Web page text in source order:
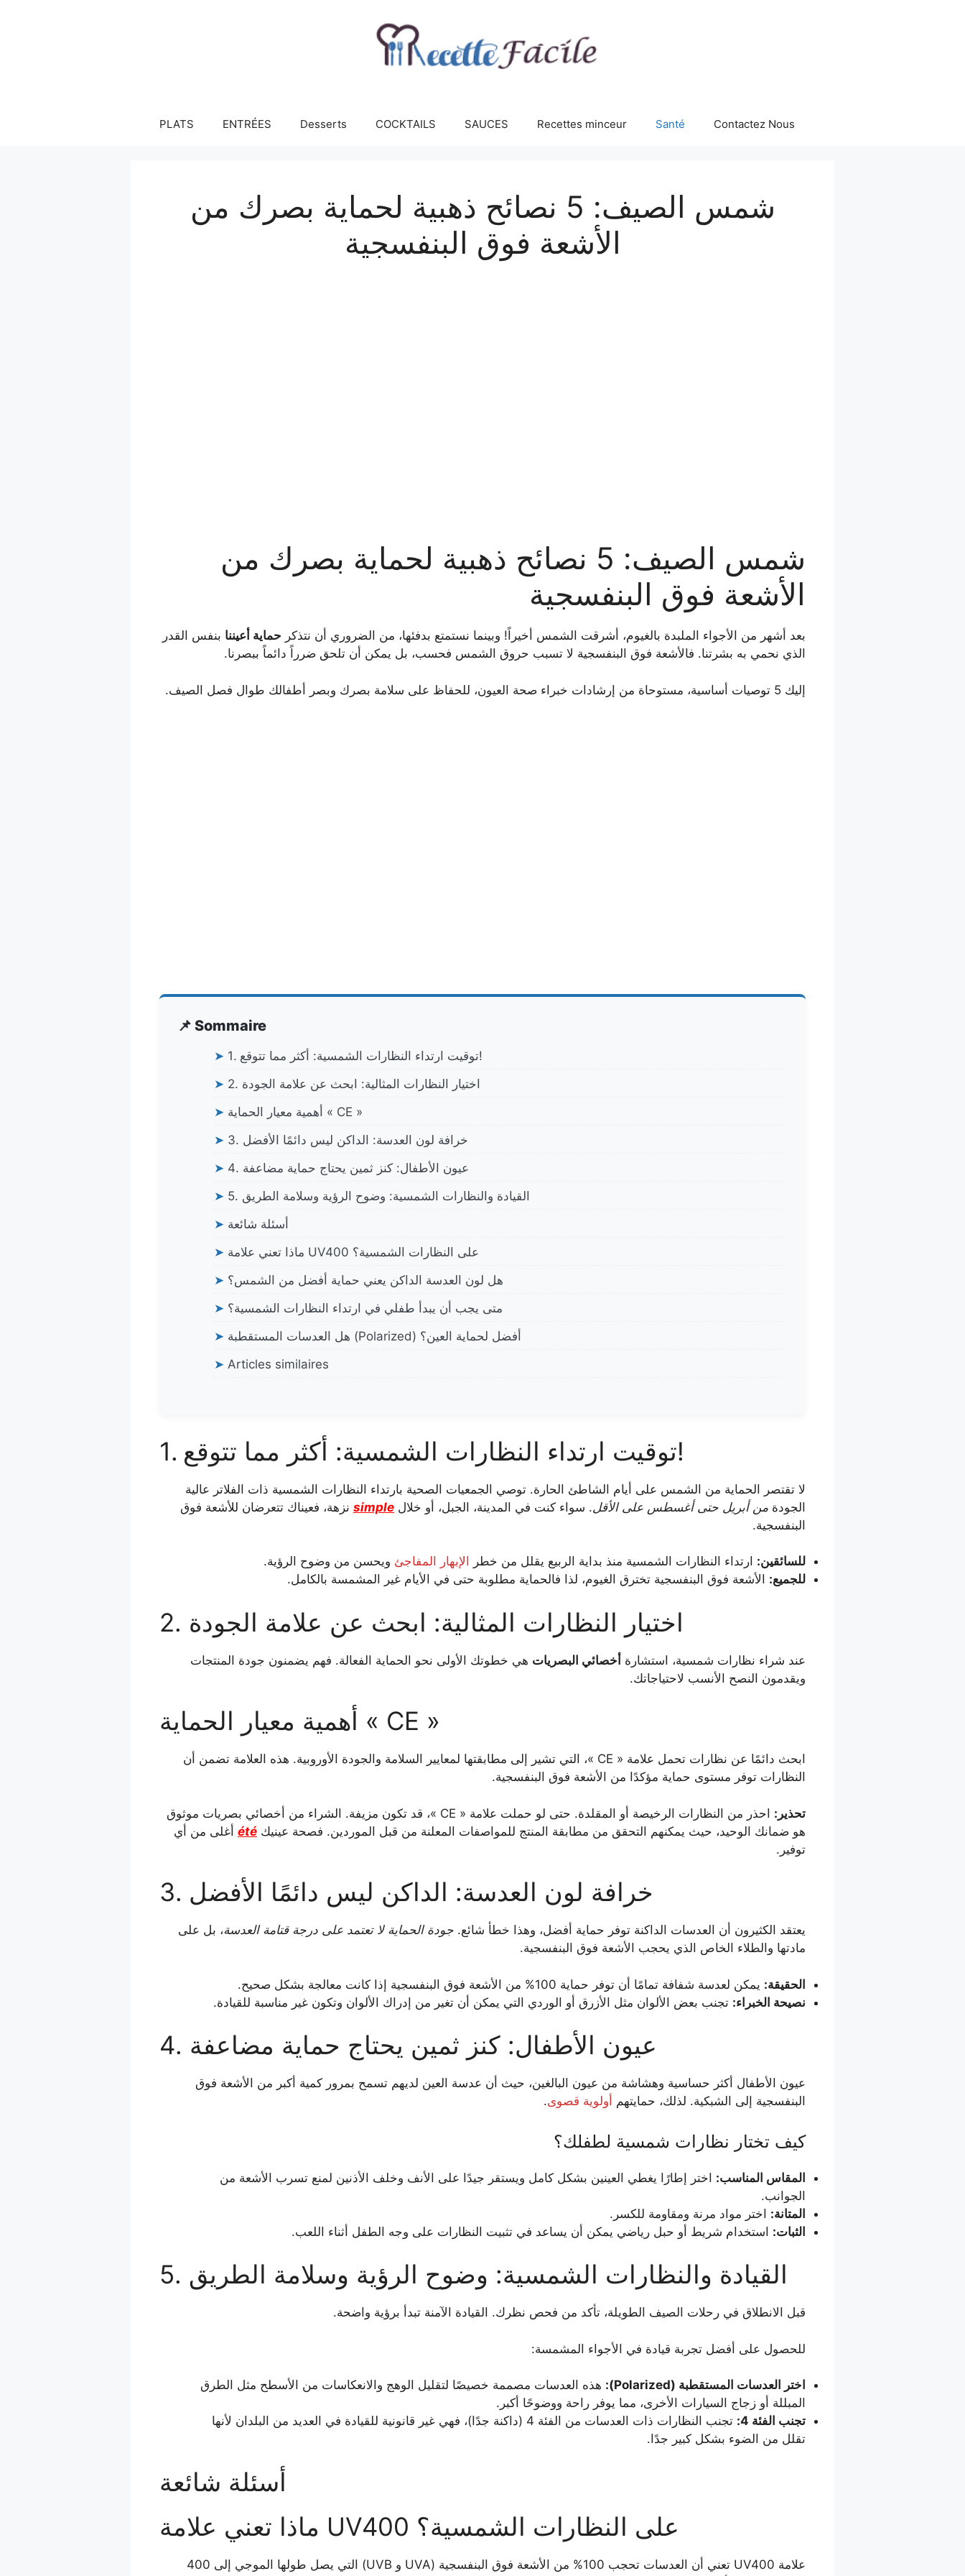
PLATS ENTRÉES Desserts COCKTAILS SAUCES Recettes minceur Santé Contactez Nous
شمس الصيف: 5 نصائح ذهبية لحماية بصرك من
الأشعة فوق البنفسجية
شمس الصيف: 5 نصائح ذهبية لحماية بصرك من
الأشعة فوق البنفسجية
بعد أشهر من الأجواء الملبدة بالغيوم، أشرقت الشمس أخيراً! وبينما نستمتع بدفئها، من الضروري أن نتذكر حماية أعيننا بنفس القدر
الذي نحمي به بشرتنا. فالأشعة فوق البنفسجية لا تسبب حروق الشمس فحسب، بل يمكن أن تلحق ضرراً دائماً ببصرنا.
إليك 5 توصيات أساسية، مستوحاة من إرشادات خبراء صحة العيون، للحفاظ على سلامة بصرك وبصر أطفالك طوال فصل الصيف.
📌 Sommaire
➤
1. توقيت ارتداء النظارات الشمسية: أكثر مما تتوقع!
➤
2. اختيار النظارات المثالية: ابحث عن علامة الجودة
➤
أهمية معيار الحماية « CE »
➤
3. خرافة لون العدسة: الداكن ليس دائمًا الأفضل
➤
4. عيون الأطفال: كنز ثمين يحتاج حماية مضاعفة
➤
5. القيادة والنظارات الشمسية: وضوح الرؤية وسلامة الطريق
➤ أسئلة شائعة
➤
ماذا تعني علامة UV400 على النظارات الشمسية؟
➤ هل لون العدسة الداكن يعني حماية أفضل من الشمس؟
➤ متى يجب أن يبدأ طفلي في ارتداء النظارات الشمسية؟
➤
هل العدسات المستقطبة (Polarized) أفضل لحماية العين؟
➤ Articles similaires
1. توقيت ارتداء النظارات الشمسية: أكثر مما تتوقع!
لا تقتصر الحماية من الشمس على أيام الشاطئ الحارة. توصي الجمعيات الصحية بارتداء النظارات الشمسية ذات الفلاتر عالية
الجودة من أبريل حتى أغسطس على الأقل. سواء كنت في المدينة، الجبل، أو خلال simple نزهة، فعيناك تتعرضان للأشعة فوق
البنفسجية.
للسائقين: ارتداء النظارات الشمسية منذ بداية الربيع يقلل من خطر الإبهار المفاجئ ويحسن من وضوح الرؤية.
للجميع: الأشعة فوق البنفسجية تخترق الغيوم، لذا فالحماية مطلوبة حتى في الأيام غير المشمسة بالكامل.
2. اختيار النظارات المثالية: ابحث عن علامة الجودة
عند شراء نظارات شمسية، استشارة أخصائي البصريات هي خطوتك الأولى نحو الحماية الفعالة. فهم يضمنون جودة المنتجات
ويقدمون النصح الأنسب لاحتياجاتك.
أهمية معيار الحماية « CE »
ابحث دائمًا عن نظارات تحمل علامة « CE »، التي تشير إلى مطابقتها لمعايير السلامة والجودة الأوروبية. هذه العلامة تضمن أن
النظارات توفر مستوى حماية مؤكدًا من الأشعة فوق البنفسجية.
تحذير:
احذر من النظارات الرخيصة أو المقلدة. حتى لو حملت علامة « CE »، قد تكون مزيفة. الشراء من أخصائي بصريات موثوق
هو ضمانك الوحيد، حيث يمكنهم التحقق من مطابقة المنتج للمواصفات المعلنة من قبل الموردين. فصحة عينيك été أغلى من أي
توفير.
3. خرافة لون العدسة: الداكن ليس دائمًا الأفضل
يعتقد الكثيرون أن العدسات الداكنة توفر حماية أفضل، وهذا خطأ شائع. جودة الحماية لا تعتمد على درجة قتامة العدسة، بل على
مادتها والطلاء الخاص الذي يحجب الأشعة فوق البنفسجية.
الحقيقة: يمكن لعدسة شفافة تمامًا أن توفر حماية 100% من الأشعة فوق البنفسجية إذا كانت معالجة بشكل صحيح.
نصيحة الخبراء: تجنب بعض الألوان مثل الأزرق أو الوردي التي يمكن أن تغير من إدراك الألوان وتكون غير مناسبة للقيادة.
4. عيون الأطفال: كنز ثمين يحتاج حماية مضاعفة
عيون الأطفال أكثر حساسية وهشاشة من عيون البالغين، حيث أن عدسة العين لديهم تسمح بمرور كمية أكبر من الأشعة فوق
البنفسجية إلى الشبكية. لذلك، حمايتهم أولوية قصوى.
كيف تختار نظارات شمسية لطفلك؟
المقاس المناسب: اختر إطارًا يغطي العينين بشكل كامل ويستقر جيدًا على الأنف وخلف الأذنين لمنع تسرب الأشعة من
الجوانب.
المتانة: اختر مواد مرنة ومقاومة للكسر.
الثبات: استخدام شريط أو حبل رياضي يمكن أن يساعد في تثبيت النظارات على وجه الطفل أثناء اللعب.
5. القيادة والنظارات الشمسية: وضوح الرؤية وسلامة الطريق
قبل الانطلاق في رحلات الصيف الطويلة، تأكد من فحص نظرك. القيادة الآمنة تبدأ برؤية واضحة.
للحصول على أفضل تجربة قيادة في الأجواء المشمسة:
اختر العدسات المستقطبة (Polarized):
هذه العدسات مصممة خصيصًا لتقليل الوهج والانعكاسات من الأسطح مثل الطرق
المبللة أو زجاج السيارات الأخرى، مما يوفر راحة ووضوحًا أكبر.
تجنب الفئة 4:
تجنب النظارات ذات العدسات من الفئة 4 (داكنة جدًا)، فهي غير قانونية للقيادة في العديد من البلدان لأنها
تقلل من الضوء بشكل كبير جدًا.
أسئلة شائعة
ماذا تعني علامة UV400 على النظارات الشمسية؟
علامة UV400 تعني أن العدسات تحجب 100% من الأشعة فوق البنفسجية (UVA و UVB) التي يصل طولها الموجي إلى 400